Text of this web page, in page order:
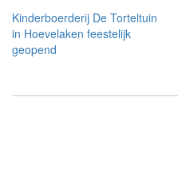
Kinderboerderij De Torteltuin
in Hoevelaken feestelijk
geopend